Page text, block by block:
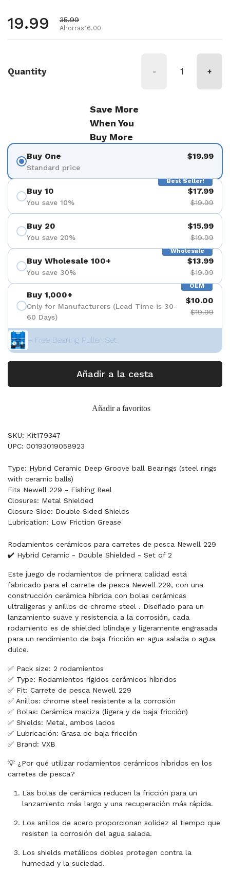
Precio habitual
19.99 Precio de oferta
35.99
Ahorras16.00
Quantity - +
Save More
When You
Buy More
Buy One
Standard price
$19.99
Best Seller!
Buy 10
You save 10%
$17.99
$19.99
Buy 20
You save 20%
$15.99
$19.99
Wholesale
Buy Wholesale 100+
You save 30%
$13.99
$19.99
OEM
Buy 1,000+
Only for Manufacturers (Lead Time is 30-
60 Days)
$10.00
$19.99
+ Free Bearing Puller Set
Añadir a la cesta
Añadir a favoritos
SKU: Kit179347
UPC: 00193019058923
Type: Hybrid Ceramic Deep Groove ball Bearings (steel rings
with ceramic balls)
Fits Newell 229 - Fishing Reel
Closures: Metal Shielded
Closure Side: Double Sided Shields
Lubrication: Low Friction Grease
Rodamientos cerámicos para carretes de pesca Newell 229
✔️ Hybrid Ceramic - Double Shielded - Set of 2
Este juego de rodamientos de primera calidad está
fabricado para el carrete de pesca Newell 229, con una
construcción cerámica híbrida con bolas cerámicas
ultraligeras y anillos de chrome steel . Diseñado para un
lanzamiento suave y resistencia a la corrosión, cada
rodamiento es de shielded blindaje y ligeramente engrasada
para un rendimiento de baja fricción en agua salada o agua
dulce.
✅ Pack size: 2 rodamientos
✅ Type: Rodamientos rígidos cerámicos híbridos
✅ Fit: Carrete de pesca Newell 229
✅ Anillos: chrome steel resistente a la corrosión
✅ Bolas: Cerámica maciza (ligera y de baja fricción)
✅ Shields: Metal, ambos lados
✅ Lubricación: Grasa de baja fricción
✅ Brand: VXB
💡 ¿Por qué utilizar rodamientos cerámicos híbridos en los
carretes de pesca?
Las bolas de cerámica reducen la fricción para un
lanzamiento más largo y una recuperación más rápida.
Los anillos de acero proporcionan solidez al tiempo que
resisten la corrosión del agua salada.
Los shields metálicos dobles protegen contra la
humedad y la suciedad.